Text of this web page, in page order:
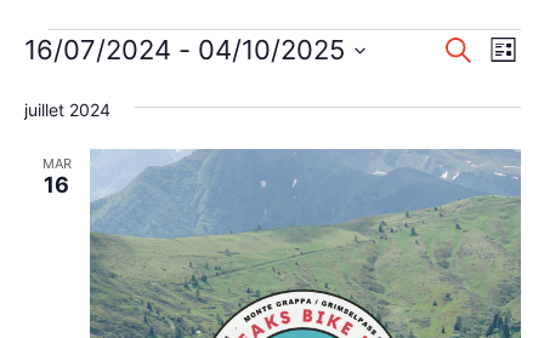
Évènements
de
vues
Recherche
Liste
16/07/2024 - 04/10/2025
une
juillet 2024
MAR
16